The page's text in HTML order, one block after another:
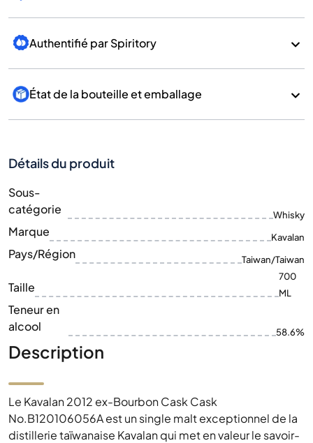
Authentifié par Spiritory
État de la bouteille et emballage
Détails du produit
Sous-
catégorie
Whisky
Marque Kavalan
Pays/Région Taiwan/Taiwan
Taille
700
ML
Teneur en
alcool
58.6%
Description
Le Kavalan 2012 ex-Bourbon Cask Cask
No.B120106056A est un single malt exceptionnel de la
distillerie taïwanaise Kavalan qui met en valeur le savoir-